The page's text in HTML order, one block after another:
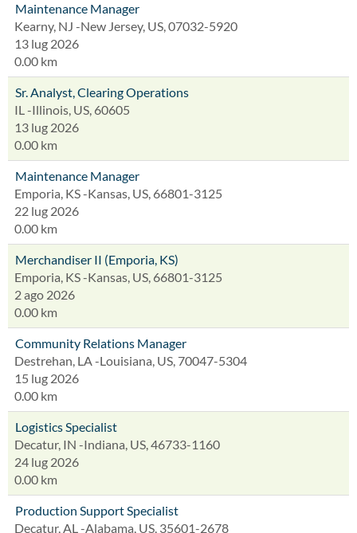
Maintenance Manager
Kearny, NJ -New Jersey, US, 07032-5920
13 lug 2026
0.00 km
Sr. Analyst, Clearing Operations
IL -Illinois, US, 60605
13 lug 2026
0.00 km
Maintenance Manager
Emporia, KS -Kansas, US, 66801-3125
22 lug 2026
0.00 km
Merchandiser II (Emporia, KS)
Emporia, KS -Kansas, US, 66801-3125
2 ago 2026
0.00 km
Community Relations Manager
Destrehan, LA -Louisiana, US, 70047-5304
15 lug 2026
0.00 km
Logistics Specialist
Decatur, IN -Indiana, US, 46733-1160
24 lug 2026
0.00 km
Production Support Specialist
Decatur, AL -Alabama, US, 35601-2678